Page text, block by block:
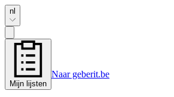
nl
Mijn lijsten
Naar geberit.be